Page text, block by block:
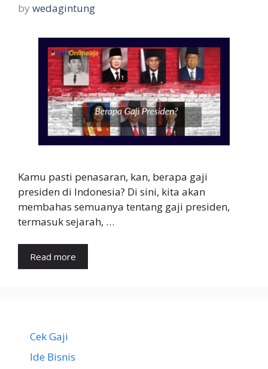
by wedagintung
Kamu pasti penasaran, kan, berapa gaji
presiden di Indonesia? Di sini, kita akan
membahas semuanya tentang gaji presiden,
termasuk sejarah, …
Read more
Cek Gaji
Ide Bisnis